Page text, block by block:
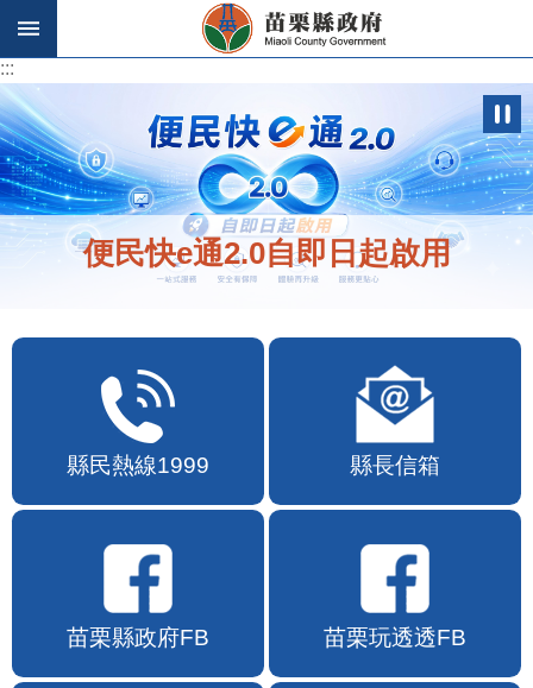
跳到主要內容區塊
:::
:::
便民快e通2.0自即日起啟用
縣民熱線1999 縣長信箱
苗栗縣政府FB 苗栗玩透透FB